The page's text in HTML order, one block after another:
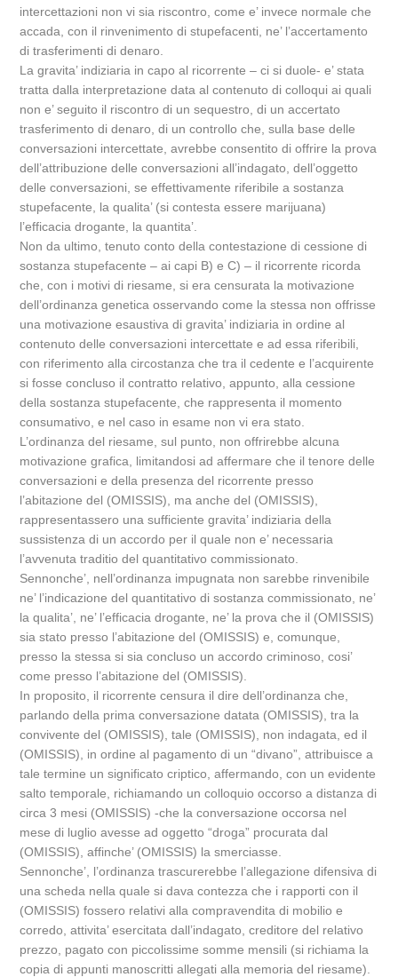
intercettazioni non vi sia riscontro, come e’ invece normale che
accada, con il rinvenimento di stupefacenti, ne’ l’accertamento
di trasferimenti di denaro.
La gravita’ indiziaria in capo al ricorrente – ci si duole- e’ stata
tratta dalla interpretazione data al contenuto di colloqui ai quali
non e’ seguito il riscontro di un sequestro, di un accertato
trasferimento di denaro, di un controllo che, sulla base delle
conversazioni intercettate, avrebbe consentito di offrire la prova
dell’attribuzione delle conversazioni all’indagato, dell’oggetto
delle conversazioni, se effettivamente riferibile a sostanza
stupefacente, la qualita’ (si contesta essere marijuana)
l’efficacia drogante, la quantita’.
Non da ultimo, tenuto conto della contestazione di cessione di
sostanza stupefacente – ai capi B) e C) – il ricorrente ricorda
che, con i motivi di riesame, si era censurata la motivazione
dell’ordinanza genetica osservando come la stessa non offrisse
una motivazione esaustiva di gravita’ indiziaria in ordine al
contenuto delle conversazioni intercettate e ad essa riferibili,
con riferimento alla circostanza che tra il cedente e l’acquirente
si fosse concluso il contratto relativo, appunto, alla cessione
della sostanza stupefacente, che rappresenta il momento
consumativo, e nel caso in esame non vi era stato.
L’ordinanza del riesame, sul punto, non offrirebbe alcuna
motivazione grafica, limitandosi ad affermare che il tenore delle
conversazioni e della presenza del ricorrente presso
l’abitazione del (OMISSIS), ma anche del (OMISSIS),
rappresentassero una sufficiente gravita’ indiziaria della
sussistenza di un accordo per il quale non e’ necessaria
l’avvenuta traditio del quantitativo commissionato.
Sennonche’, nell’ordinanza impugnata non sarebbe rinvenibile
ne’ l’indicazione del quantitativo di sostanza commissionato, ne’
la qualita’, ne’ l’efficacia drogante, ne’ la prova che il (OMISSIS)
sia stato presso l’abitazione del (OMISSIS) e, comunque,
presso la stessa si sia concluso un accordo criminoso, cosi’
come presso l’abitazione del (OMISSIS).
In proposito, il ricorrente censura il dire dell’ordinanza che,
parlando della prima conversazione datata (OMISSIS), tra la
convivente del (OMISSIS), tale (OMISSIS), non indagata, ed il
(OMISSIS), in ordine al pagamento di un “divano”, attribuisce a
tale termine un significato criptico, affermando, con un evidente
salto temporale, richiamando un colloquio occorso a distanza di
circa 3 mesi (OMISSIS) -che la conversazione occorsa nel
mese di luglio avesse ad oggetto “droga” procurata dal
(OMISSIS), affinche’ (OMISSIS) la smerciasse.
Sennonche’, l’ordinanza trascurerebbe l’allegazione difensiva di
una scheda nella quale si dava contezza che i rapporti con il
(OMISSIS) fossero relativi alla compravendita di mobilio e
corredo, attivita’ esercitata dall’indagato, creditore del relativo
prezzo, pagato con piccolissime somme mensili (si richiama la
copia di appunti manoscritti allegati alla memoria del riesame).